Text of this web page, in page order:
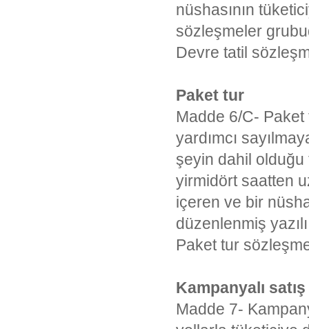
nüshasının
sözleşmeler
Devre tatil
Paket tur
Madde 6/C-
yardımcı
şeyin dahil olduğu
yirmidört saatten
içeren ve bir
düzenlenmiş
Paket tur
Kampanyalı satış
Madde 7-